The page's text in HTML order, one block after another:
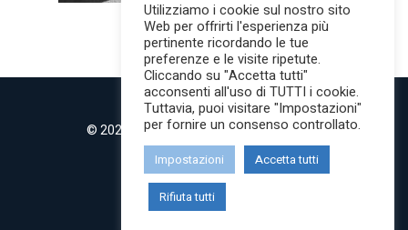
© 2022 MilanoMind | Tutti i diritti riservati.
P.IVA 09853820968
twitter instagram
Utilizziamo i cookie sul nostro sito
Web per offrirti l'esperienza più
pertinente ricordando le tue
preferenze e le visite ripetute.
Cliccando su "Accetta tutti"
acconsenti all'uso di TUTTI i cookie.
Tuttavia, puoi visitare "Impostazioni"
per fornire un consenso controllato.
Impostazioni Accetta tutti
Rifiuta tutti